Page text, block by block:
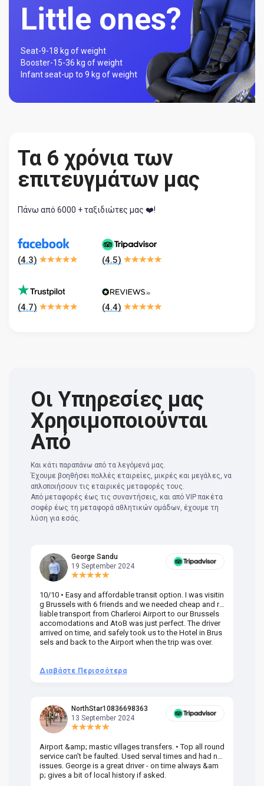
Little ones?
Seat-9-18 kg of weight
Booster-15-36 kg of weight
Infant seat-up to 9 kg of weight
Τα 6 χρόνια των
επιτευγμάτων μας
Πάνω από 6000 + ταξιδιώτες μας ❤️!
(4.3) (4.5)
(4.7) (4.4)
Οι Υπηρεσίες μας
Χρησιμοποιούνται
Από
Και κάτι παραπάνω από τα λεγόμενά μας.
Έχουμε βοηθήσει πολλές εταιρείες, μικρές και μεγάλες, να
απλοποιήσουν τις εταιρικές μεταφορές τους.
Από μεταφορές έως τις συναντήσεις, και από VIP πακέτα
σοφέρ έως τη μεταφορά αθλητικών ομάδων, έχουμε τη
λύση για εσάς.
George Sandu
19 September 2024
10/10 • Easy and affordable transit option. I was visitin
g Brussels with 6 friends and we needed cheap and re
liable transport from Charleroi Airport to our Brussels
accomodations and AtoB was just perfect. The driver
arrived on time, and safely took us to the Hotel in Brus
sels and back to the Airport when the trip was over.
Διαβάστε Περισσότερα
NorthStar10836698363
13 September 2024
Airport &amp; mastic villages transfers. • Top all round
service can't be faulted. Used serval times and had no
issues. George is a great driver - on time always &am
p; gives a bit of local history if asked.